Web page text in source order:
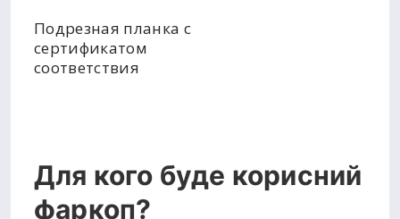
Подрезная планка с
сертификатом
соответствия
Для кого буде корисний
фаркоп?